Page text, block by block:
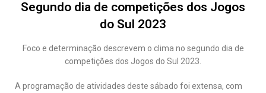
Segundo dia de competições dos Jogos
do Sul 2023
Foco e determinação descrevem o clima no segundo dia de
competições dos Jogos do Sul 2023.
A programação de atividades deste sábado foi extensa, com